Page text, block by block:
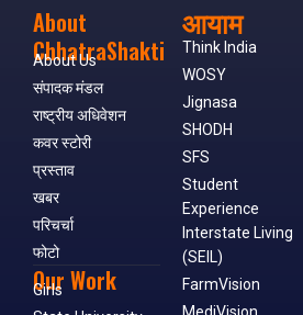
About
ChhatraShakti
About Us
संपादक मंडल
राष्ट्रीय अधिवेशन
कवर स्टोरी
प्रस्ताव
खबर
परिचर्चा
फोटो
Our Work
Girls
आयाम
Think India
WOSY
Jignasa
SHODH
SFS
Student
Experience
Interstate Living
(SEIL)
FarmVision